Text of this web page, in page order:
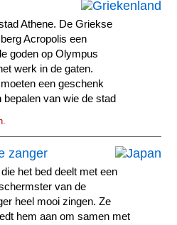
Athene. De Griekse
Acropolis een
goden op Olympus
werk in de gaten.
een geschenk
van wie de stad
zanger
het bed deelt met een
van de
heel mooi zingen. Ze
hem aan om samen met